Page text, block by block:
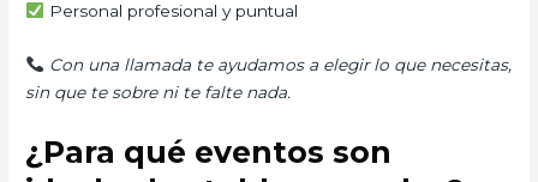
Personal profesional y puntual
Con una llamada te ayudamos a elegir lo que necesitas,
sin que te sobre ni te falte nada.
¿Para qué eventos son